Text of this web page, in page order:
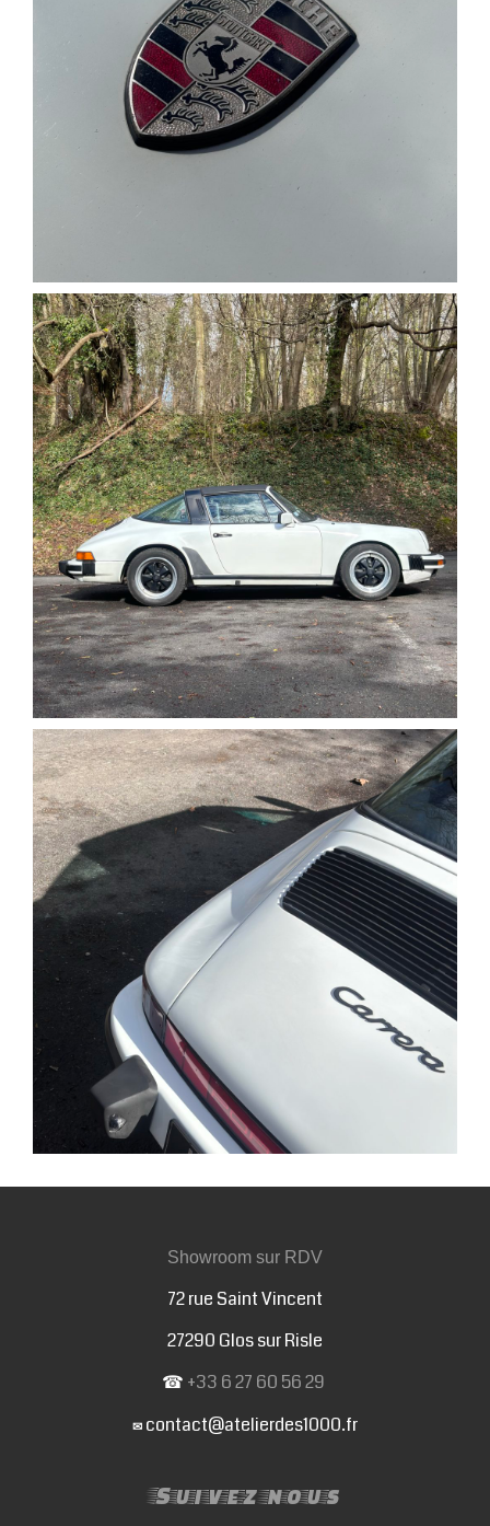
Showroom sur RDV
72 rue Saint Vincent
27290 Glos sur Risle
☎ +33 6 27 60 56 29
✉ contact@atelierdes1000.fr
Suivez nous